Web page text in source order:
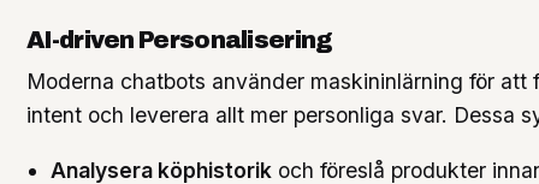
AI-driven Personalisering
Moderna chatbots använder maskininlärning för att
intent och leverera allt mer personliga svar. Dessa
Analysera köphistorik och föreslå produkter